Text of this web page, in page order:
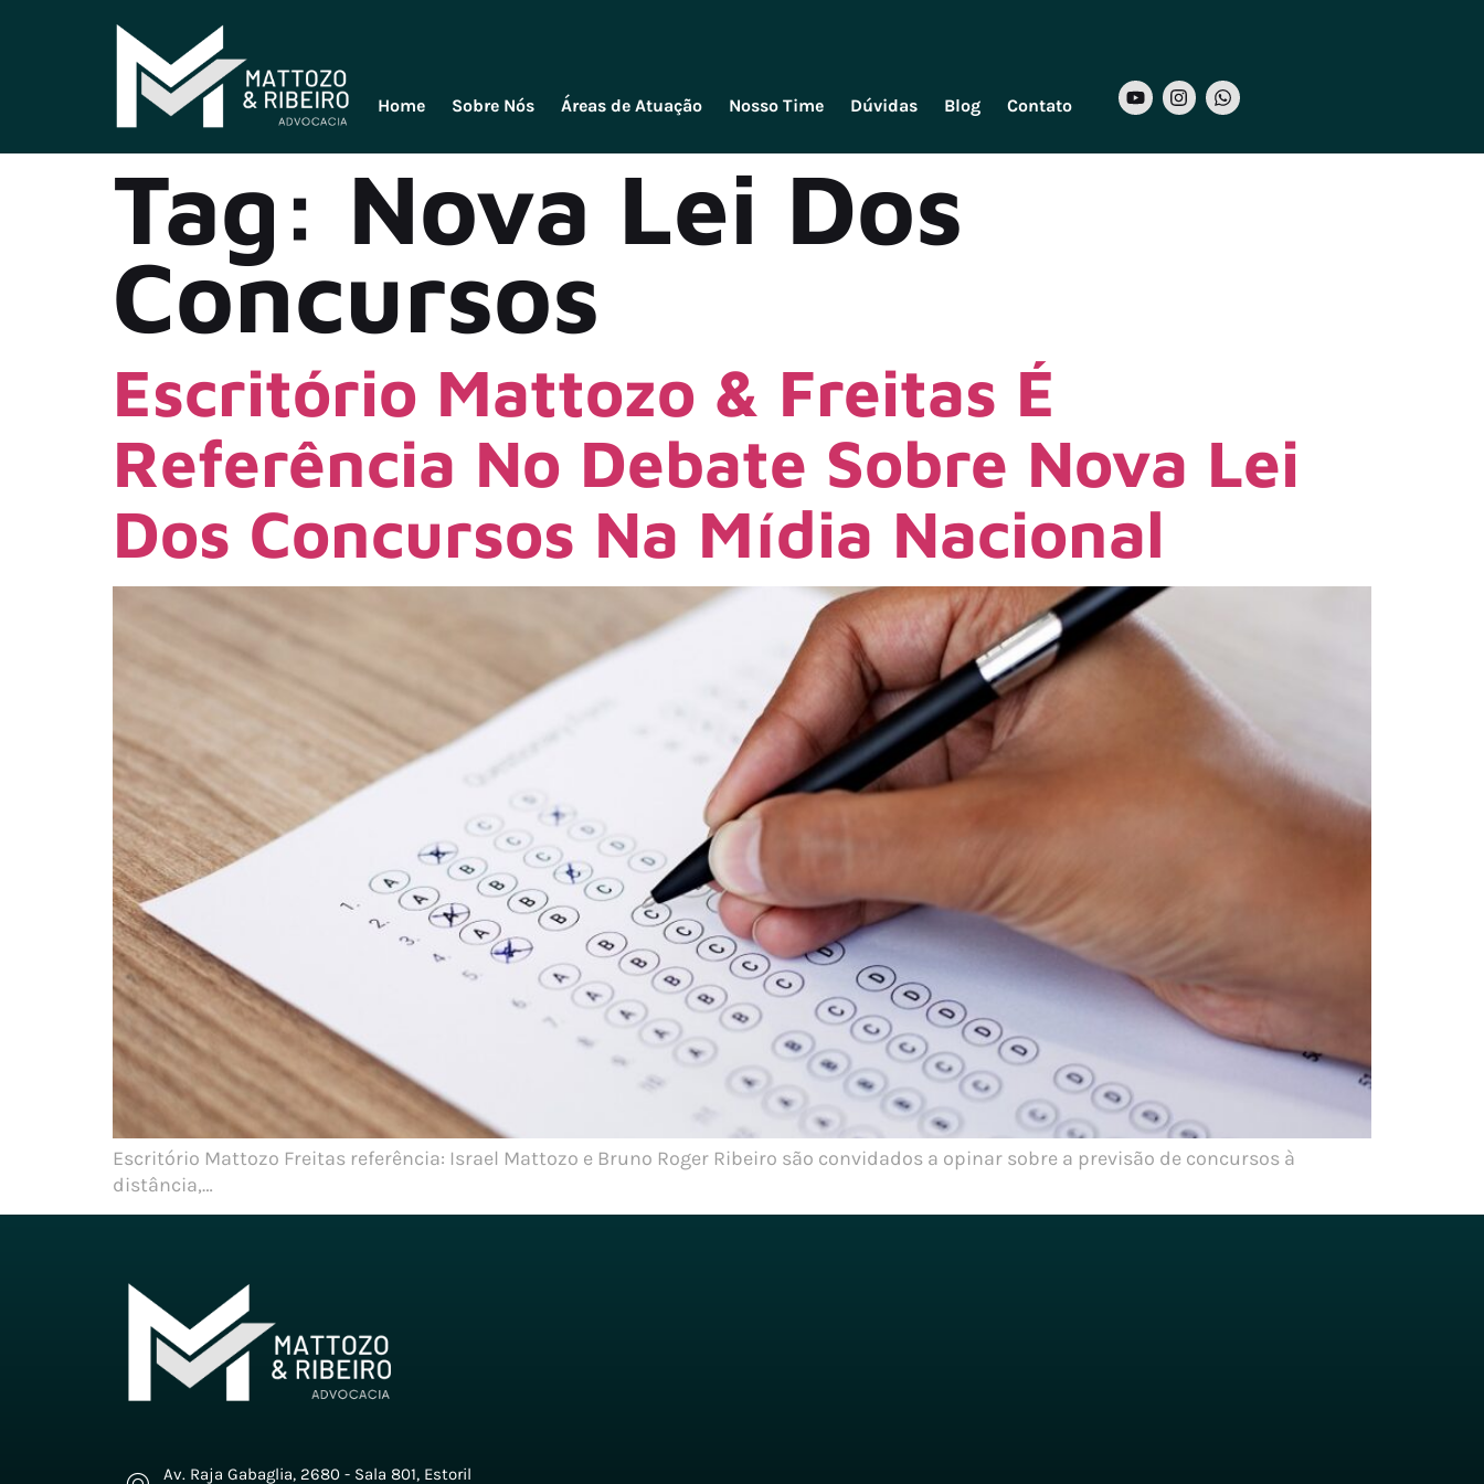
Home Sobre Nós Áreas de Atuação Nosso Time Dúvidas Blog Contato
Tag: Nova Lei Dos
Concursos
Escritório Mattozo & Freitas É
Referência No Debate Sobre Nova Lei
Dos Concursos Na Mídia Nacional
Escritório Mattozo Freitas referência: Israel Mattozo e Bruno Roger Ribeiro são convidados a opinar sobre a previsão de concursos à
distância,…
Av. Raja Gabaglia, 2680 - Sala 801, Estoril